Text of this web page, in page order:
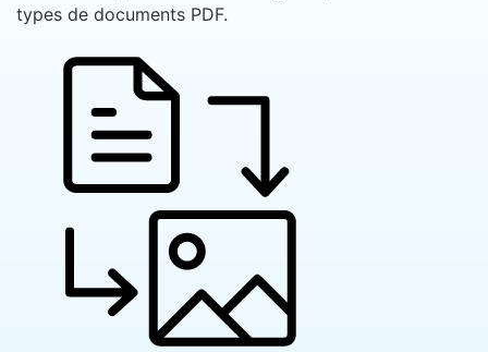
types de documents PDF.